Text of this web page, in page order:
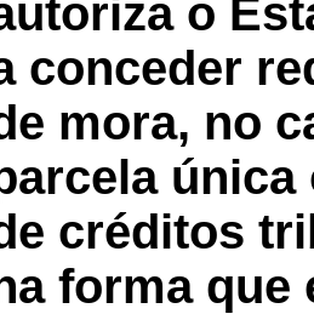
o
conceder
mora, no
única
créditos
forma que